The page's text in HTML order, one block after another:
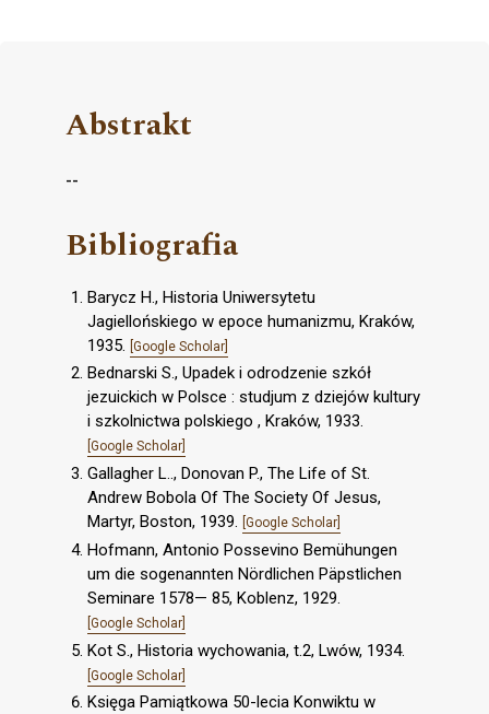
Abstrakt
--
Bibliografia
Barycz H., Historia Uniwersytetu
Jagiellońskiego w epoce humanizmu, Kraków,
1935.
[Google Scholar]
Bednarski S., Upadek i odrodzenie szkół
jezuickich w Polsce : studjum z dziejów kultury
i szkolnictwa polskiego , Kraków, 1933.
[Google Scholar]
Gallagher L.., Donovan P., The Life of St.
Andrew Bobola Of The Society Of Jesus,
Martyr, Boston, 1939. [Google Scholar]
Hofmann, Antonio Possevino Bemühungen
um die sogenannten Nördlichen Päpstlichen
Seminare 1578— 85, Koblenz, 1929.
[Google Scholar]
Kot S., Historia wychowania, t.2, Lwów, 1934.
[Google Scholar]
Księga Pamiątkowa 50-lecia Konwiktu w